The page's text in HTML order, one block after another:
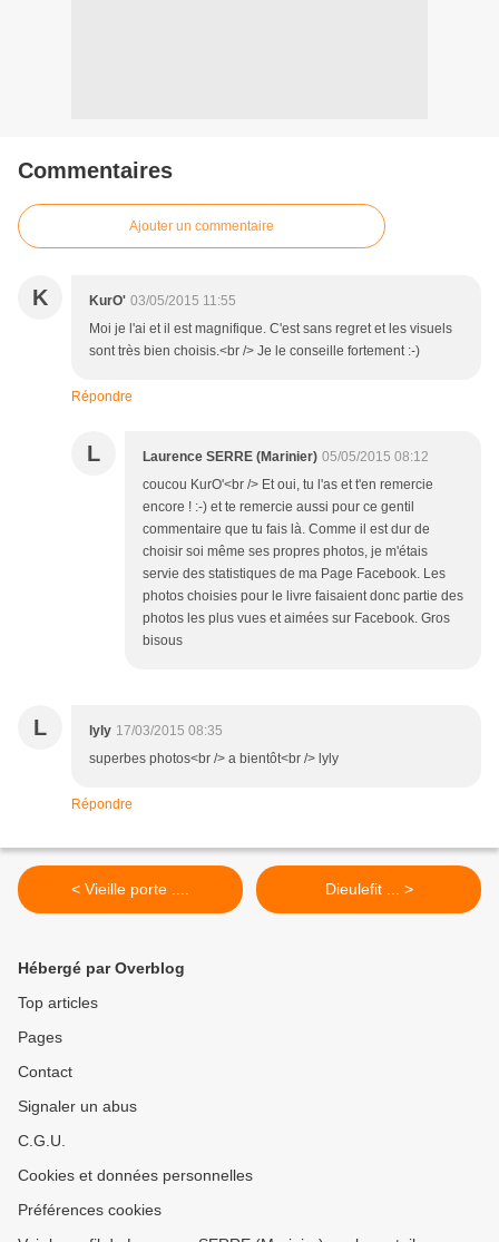
Commentaires
Ajouter un commentaire
K KurO' 03/05/2015 11:55
Moi je l'ai et il est magnifique. C'est sans regret et les visuels
sont très bien choisis.<br /> Je le conseille fortement :-)
Répondre
L Laurence SERRE (Marinier) 05/05/2015 08:12
coucou KurO'<br /> Et oui, tu l'as et t'en remercie
encore ! :-) et te remercie aussi pour ce gentil
commentaire que tu fais là. Comme il est dur de
choisir soi même ses propres photos, je m'étais
servie des statistiques de ma Page Facebook. Les
photos choisies pour le livre faisaient donc partie des
photos les plus vues et aimées sur Facebook. Gros
bisous
L lyly 17/03/2015 08:35
superbes photos<br /> a bientôt<br /> lyly
Répondre
< Vieille porte .... Dieulefit ... >
Hébergé par Overblog
Top articles
Pages
Contact
Signaler un abus
C.G.U.
Cookies et données personnelles
Préférences cookies